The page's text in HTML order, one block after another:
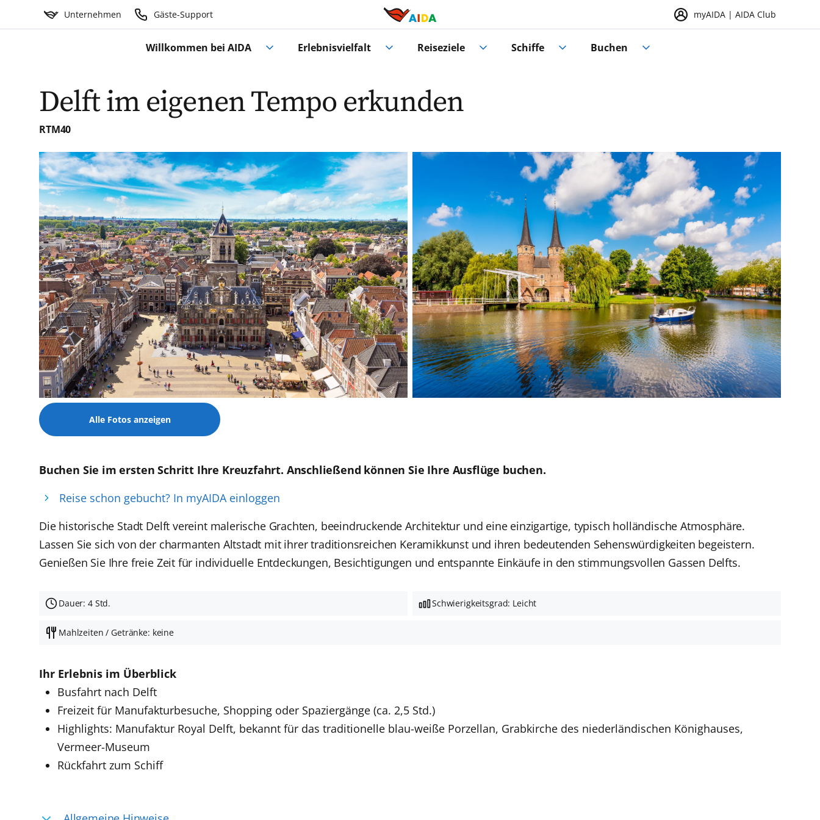
Unternehmen Gäste-Support myAIDA | AIDA Club
Willkommen bei AIDA Erlebnisvielfalt Reiseziele Schiffe Buchen
Delft im eigenen Tempo erkunden
RTM40
Alle Fotos anzeigen
Buchen Sie im ersten Schritt Ihre Kreuzfahrt. Anschließend können Sie Ihre Ausflüge buchen.
Reise schon gebucht? In myAIDA einloggen
Die historische Stadt Delft vereint malerische Grachten, beeindruckende Architektur und eine einzigartige, typisch holländische Atmosphäre.
Lassen Sie sich von der charmanten Altstadt mit ihrer traditionsreichen Keramikkunst und ihren bedeutenden Sehenswürdigkeiten begeistern.
Genießen Sie Ihre freie Zeit für individuelle Entdeckungen, Besichtigungen und entspannte Einkäufe in den stimmungsvollen Gassen Delfts.
Dauer: 4 Std. Schwierigkeitsgrad: Leicht
Mahlzeiten / Getränke: keine
Ihr Erlebnis im Überblick
Busfahrt nach Delft
Freizeit für Manufakturbesuche, Shopping oder Spaziergänge (ca. 2,5 Std.)
Highlights: Manufaktur Royal Delft, bekannt für das traditionelle blau-weiße Porzellan, Grabkirche des niederländischen Könighauses,
Vermeer-Museum
Rückfahrt zum Schiff